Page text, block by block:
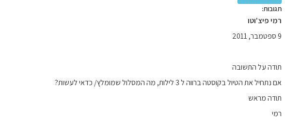
תגובות:
רמי פיצ'וטו
9 ספטמבר, 2011
תודה על התשובה
אם נתחיל את הטיול בקוסטה ברווה ל 3 לילות, מה המסלול שמומלץ/ כדאי לעשות?
תודה מראש
רמי